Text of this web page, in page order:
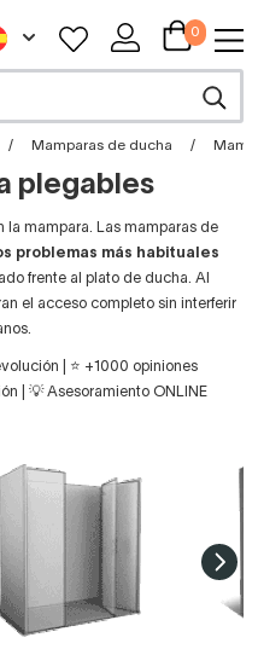
0
Mamparas de ducha
plegables
la mampara. Las mamparas de
problemas más habituales
frente al plato de ducha. Al
el acceso completo sin interferir
| ⭐ +1000 opiniones
| 💡 Asesoramiento ONLINE